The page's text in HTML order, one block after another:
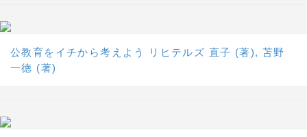
公教育をイチから考えよう リヒテルズ 直子 (著), 苫野
一徳 (著)